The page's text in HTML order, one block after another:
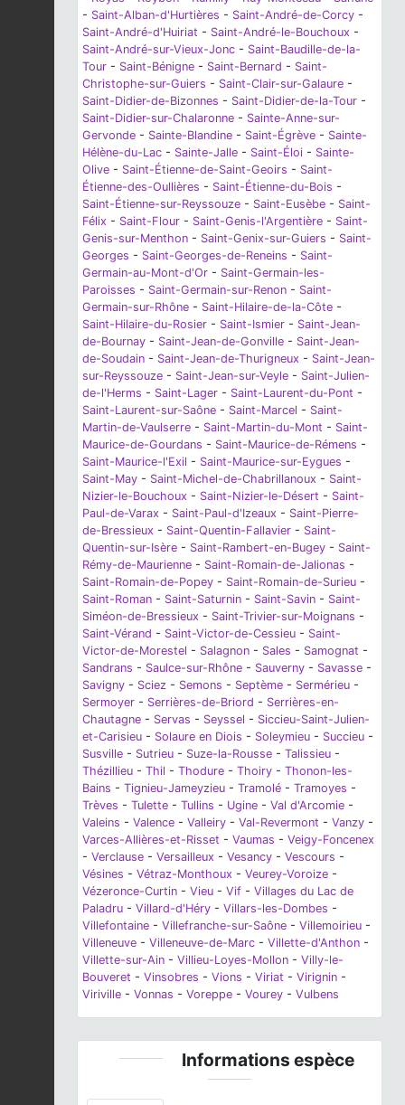
- Saint-Alban-d'Hurtières - Saint-André-de-Corcy -
Saint-André-d'Huiriat - Saint-André-le-Bouchoux -
Saint-André-sur-Vieux-Jonc - Saint-Baudille-de-la-
Tour - Saint-Bénigne - Saint-Bernard - Saint-
Christophe-sur-Guiers - Saint-Clair-sur-Galaure -
Saint-Didier-de-Bizonnes - Saint-Didier-de-la-Tour -
Saint-Didier-sur-Chalaronne - Sainte-Anne-sur-
Gervonde - Sainte-Blandine - Saint-Égrève - Sainte-
Hélène-du-Lac - Sainte-Jalle - Saint-Éloi - Sainte-
Olive - Saint-Étienne-de-Saint-Geoirs - Saint-
Étienne-des-Oullières - Saint-Étienne-du-Bois -
Saint-Étienne-sur-Reyssouze - Saint-Eusèbe - Saint-
Félix - Saint-Flour - Saint-Genis-l'Argentière - Saint-
Genis-sur-Menthon - Saint-Genix-sur-Guiers - Saint-
Georges - Saint-Georges-de-Reneins - Saint-
Germain-au-Mont-d'Or - Saint-Germain-les-
Paroisses - Saint-Germain-sur-Renon - Saint-
Germain-sur-Rhône - Saint-Hilaire-de-la-Côte -
Saint-Hilaire-du-Rosier - Saint-Ismier - Saint-Jean-
de-Bournay - Saint-Jean-de-Gonville - Saint-Jean-
de-Soudain - Saint-Jean-de-Thurigneux - Saint-Jean-
sur-Reyssouze - Saint-Jean-sur-Veyle - Saint-Julien-
de-l'Herms - Saint-Lager - Saint-Laurent-du-Pont -
Saint-Laurent-sur-Saône - Saint-Marcel - Saint-
Martin-de-Vaulserre - Saint-Martin-du-Mont - Saint-
Maurice-de-Gourdans - Saint-Maurice-de-Rémens -
Saint-Maurice-l'Exil - Saint-Maurice-sur-Eygues -
Saint-May - Saint-Michel-de-Chabrillanoux - Saint-
Nizier-le-Bouchoux - Saint-Nizier-le-Désert - Saint-
Paul-de-Varax - Saint-Paul-d'Izeaux - Saint-Pierre-
de-Bressieux - Saint-Quentin-Fallavier - Saint-
Quentin-sur-Isère - Saint-Rambert-en-Bugey - Saint-
Rémy-de-Maurienne - Saint-Romain-de-Jalionas -
Saint-Romain-de-Popey - Saint-Romain-de-Surieu -
Saint-Roman - Saint-Saturnin - Saint-Savin - Saint-
Siméon-de-Bressieux - Saint-Trivier-sur-Moignans -
Saint-Vérand - Saint-Victor-de-Cessieu - Saint-
Victor-de-Morestel - Salagnon - Sales - Samognat -
Sandrans - Saulce-sur-Rhône - Sauverny - Savasse -
Savigny - Sciez - Semons - Septème - Sermérieu -
Sermoyer - Serrières-de-Briord - Serrières-en-
Chautagne - Servas - Seyssel - Siccieu-Saint-Julien-
et-Carisieu - Solaure en Diois - Soleymieu - Succieu -
Susville - Sutrieu - Suze-la-Rousse - Talissieu -
Thézillieu - Thil - Thodure - Thoiry - Thonon-les-
Bains - Tignieu-Jameyzieu - Tramolé - Tramoyes -
Trèves - Tulette - Tullins - Ugine - Val d'Arcomie -
Valeins - Valence - Valleiry - Val-Revermont - Vanzy -
Varces-Allières-et-Risset - Vaumas - Veigy-Foncenex
- Verclause - Versailleux - Vesancy - Vescours -
Vésines - Vétraz-Monthoux - Veurey-Voroize -
Vézeronce-Curtin - Vieu - Vif - Villages du Lac de
Paladru - Villard-d'Héry - Villars-les-Dombes -
Villefontaine - Villefranche-sur-Saône - Villemoirieu -
Villeneuve - Villeneuve-de-Marc - Villette-d'Anthon -
Villette-sur-Ain - Villieu-Loyes-Mollon - Villy-le-
Bouveret - Vinsobres - Vions - Viriat - Virignin -
Viriville - Vonnas - Voreppe - Vourey - Vulbens
Informations espèce